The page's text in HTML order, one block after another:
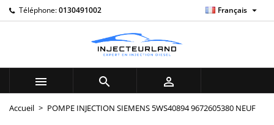
Téléphone:0130491002 Français 
  
Accueil POMPE INJECTION SIEMENS 5WS40894 9672605380 NEUF
My wishlists ×
add_circle_outline
((title)) ×
Connexion ×
Vous devez être connecté pour ajouter des produits à
votre liste d'envies.
((cancelText)) ((loginText))